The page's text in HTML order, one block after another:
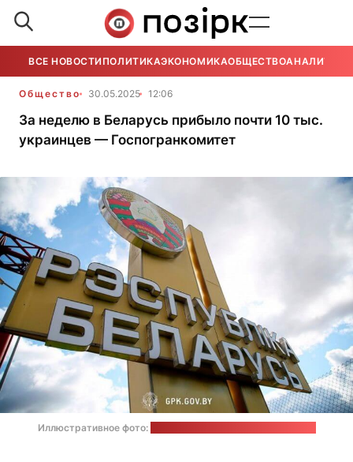
ВСЕ НОВОСТИ ПОЛИТИКАЭКОНОМИКАОБЩЕСТВОАНАЛИТИКА
Общество 30.05.2025 12:06
За неделю в Беларусь прибыло почти 10 тыс.
украинцев — Госпогранкомитет
Иллюстративное фото: